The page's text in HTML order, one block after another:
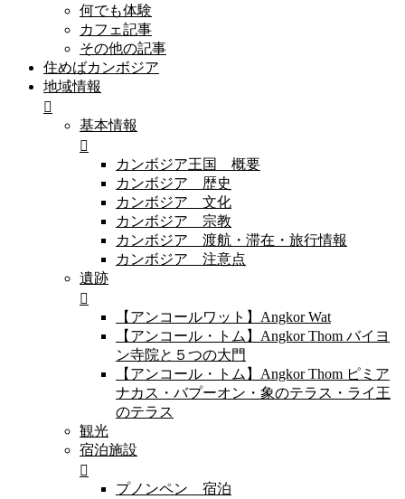
何でも体験
カフェ記事
その他の記事
住めばカンボジア
地域情報
基本情報
カンボジア王国 概要
カンボジア 歴史
カンボジア 文化
カンボジア 宗教
カンボジア 渡航・滞在・旅行情報
カンボジア 注意点
遺跡
【アンコールワット】Angkor Wat
【アンコール・トム】Angkor Thom バイヨ
ン寺院と５つの大門
【アンコール・トム】Angkor Thom ピミア
ナカス・バプーオン・象のテラス・ライ王
のテラス
観光
宿泊施設
プノンペン 宿泊